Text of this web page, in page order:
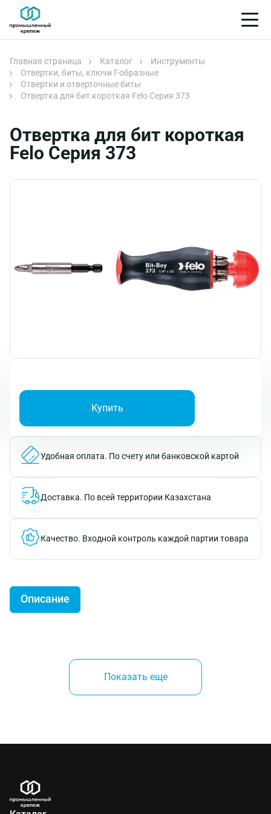
Главная страница Каталог
Инструменты
Отвертки, биты, ключи Г-образные
Отвертки и отверточные биты
Отвертка для бит короткая Felo Серия 373
Отвертка для бит короткая
Felo Серия 373
Купить
Удобная оплата. По счету или банковской картой
Доставка. По всей территории Казахстана
Качество. Входной контроль каждой партии товара
Описание
Универсальная отвёртка FELO, содержащая в
комплекте 8 различных бит-насадок.
Предназначена для работ с различного рода
поворотом крышки на рукоятке. Все насадки
молибден-ванадиевой стали. Прочная
двухкомпонентная рукоятка.
Показать еще